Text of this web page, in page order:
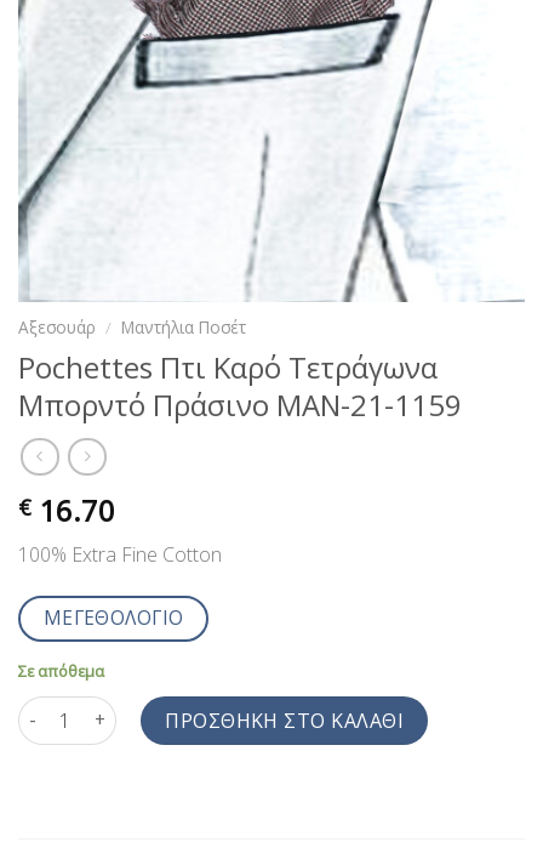
Αξεσουάρ / Μαντήλια Ποσέτ
Pochettes Πτι Καρό Τετράγωνα
Μπορντό Πράσινο MAN-21-1159
€ 16.70
100% Extra Fine Cotton
ΜΕΓΕΘΟΛΟΓΙΟ
Σε απόθεμα
Pochettes Πτι Καρό Τετράγωνα Μπορντό Πράσινο MAN-21-
ΠΡΟΣΘΉΚΗ ΣΤΟ ΚΑΛΆΘΙ